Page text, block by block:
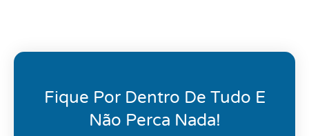
Fique Por Dentro De Tudo E
Não Perca Nada!